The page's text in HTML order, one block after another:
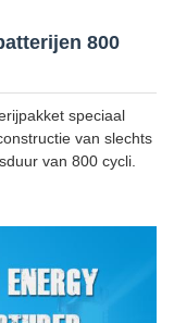
800
speciaal
van slechts
van 800 cycli.